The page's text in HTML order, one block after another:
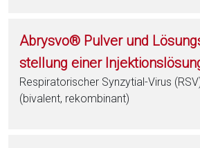
Abrysvo® Pulver und
stellung einer
Respiratorischer Synzytial-Virus
(bivalent, rekombinant)